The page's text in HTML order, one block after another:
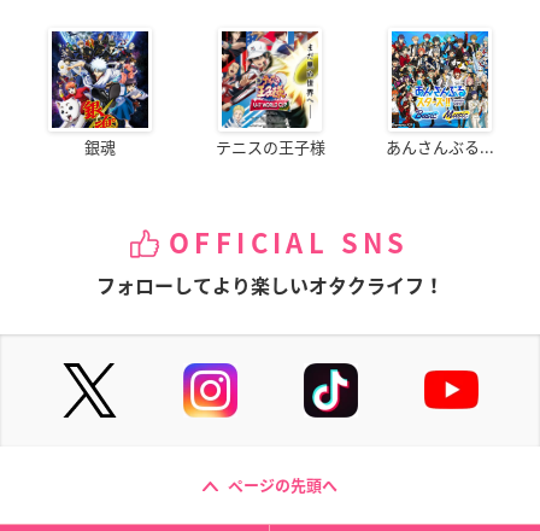
銀魂 テニスの王子様 あんさんぶる...
OFFICIAL SNS
フォローしてより楽しいオタクライフ！
ページの先頭へ